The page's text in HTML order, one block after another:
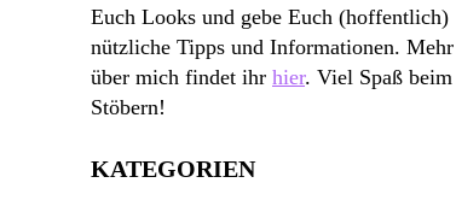
Euch Looks und gebe Euch (hoffentlich)
nützliche Tipps und Informationen. Mehr
über mich findet ihr hier. Viel Spaß beim
Stöbern!
KATEGORIEN